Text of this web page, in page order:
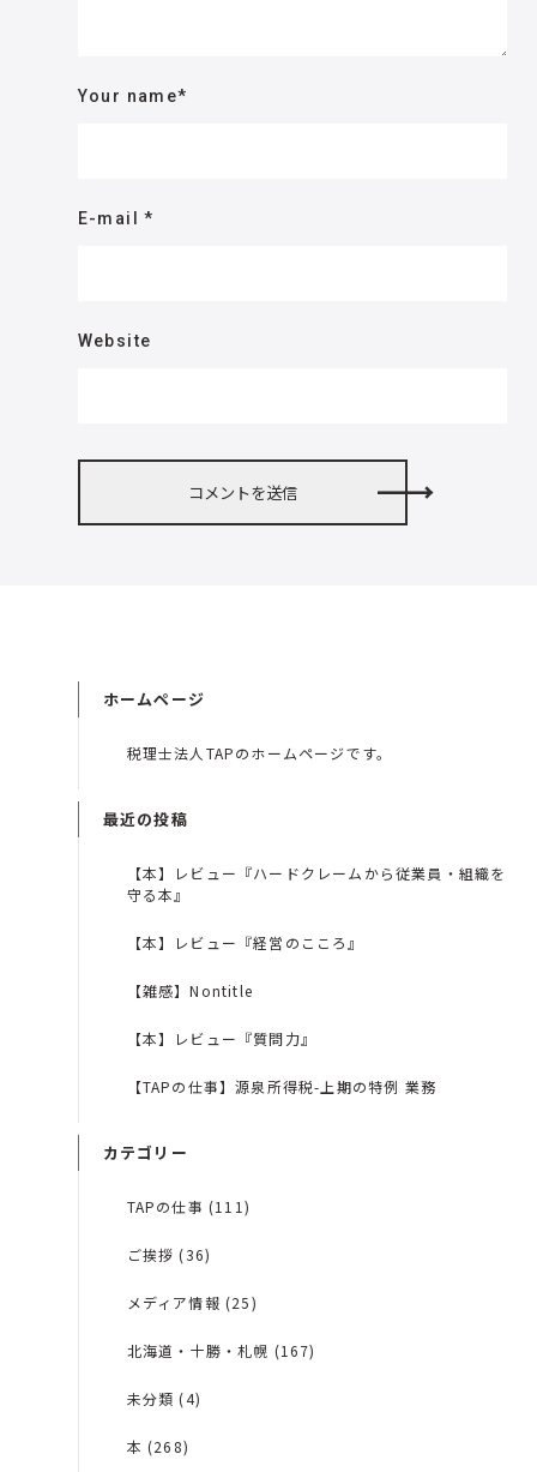
Your name*
E-mail*
Website
ホームページ
税理士法人TAPのホームページです。
最近の投稿
【本】レビュー『ハードクレームから従業員・組織を
守る本』
【本】レビュー『経営のこころ』
【雑感】Nontitle
【本】レビュー『質問力』
【TAPの仕事】源泉所得税-上期の特例 業務
カテゴリー
TAPの仕事 (111)
ご挨拶 (36)
メディア情報 (25)
北海道・十勝・札幌 (167)
未分類 (4)
本 (268)